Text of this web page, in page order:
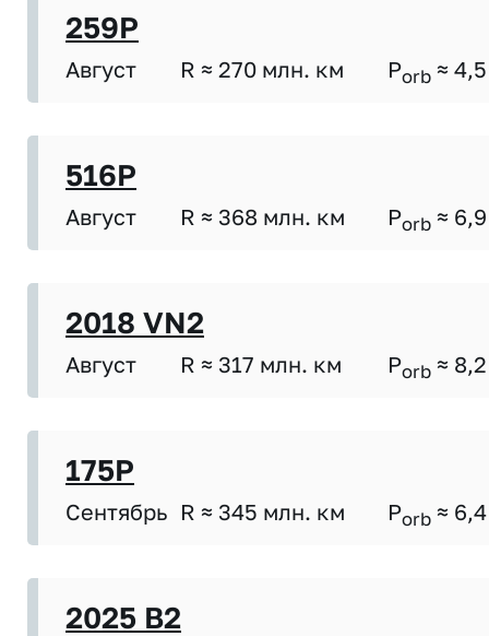
259P
Август R ≈ 270 млн. км Porb ≈ 4,5
516P
Август R ≈ 368 млн. км Porb ≈ 6,9
2018 VN2
Август R ≈ 317 млн. км Porb ≈ 8,2
175P
Сентябрь R ≈ 345 млн. км Porb ≈ 6,4
2025 B2